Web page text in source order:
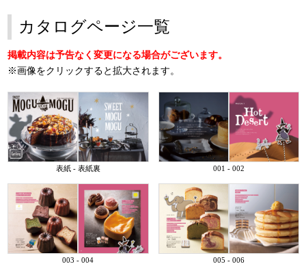
カタログページ一覧
掲載内容は予告なく変更になる場合がございます。
※画像をクリックすると拡大されます。
表紙 - 表紙裏 001 - 002
003 - 004 005 - 006